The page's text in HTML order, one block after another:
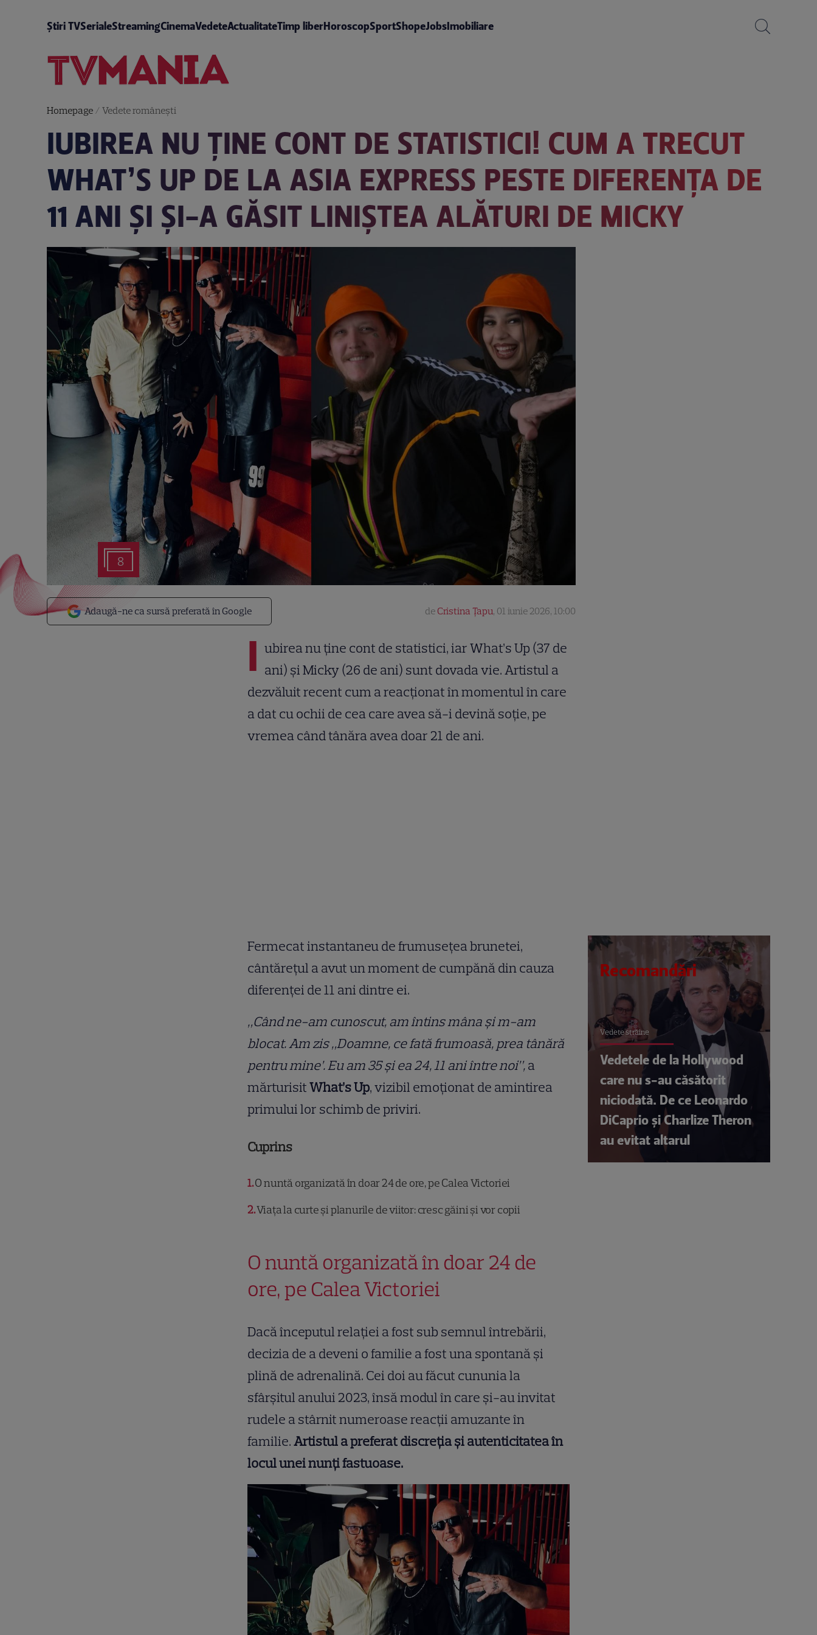
Știri TVSerialeStreamingCinemaVedeteActualitateTimp liberHoroscopSportShopeJobsImobiliare
Homepage/ Vedete româneşti
IUBIREA NU ȚINE CONT DE STATISTICI! CUM A TRECUT
WHAT’S UP DE LA ASIA EXPRESS PESTE DIFERENȚA DE
11 ANI ȘI ȘI-A GĂSIT LINIȘTEA ALĂTURI DE MICKY
8
Adaugă-ne ca sursă preferată în Google de Cristina Țapu, 01 iunie 2026, 10:00
I ubirea nu ține cont de statistici, iar What’s Up (37 de
ani) și Micky (26 de ani) sunt dovada vie. Artistul a
dezvăluit recent cum a reacționat în momentul în care
a dat cu ochii de cea care avea să-i devină soție, pe
vremea când tânăra avea doar 21 de ani.
Fermecat instantaneu de frumusețea brunetei,
cântărețul a avut un moment de cumpănă din cauza
diferenței de 11 ani dintre ei.
„Când ne-am cunoscut, am întins mâna și m-am
blocat. Am zis „Doamne, ce fată frumoasă, prea tânără
pentru mine’. Eu am 35 și ea 24, 11 ani între noi”,a
mărturisitWhat’s Up, vizibil emoționat de amintirea
primului lor schimb de priviri.
Cuprins
1O nuntă organizată în doar 24 de ore, pe Calea Victoriei
2Viața la curte și planurile de viitor: cresc găini și vor copii
O nuntă organizată în doar 24 de
ore, pe Calea Victoriei
Dacă începutul relației a fost sub semnul întrebării,
decizia de a deveni o familie a fost una spontană și
plină de adrenalină. Cei doi au făcut cununia la
sfârșitul anului 2023, însă modul în care și-au invitat
rudele a stârnit numeroase reacții amuzante în
familie.Artistul a preferat discreția și autenticitatea în
locul unei nunți fastuoase.
Recomandări
Vedete străine
Vedetele de la Hollywood
care nu s-au căsătorit
niciodată. De ce Leonardo
DiCaprio și Charlize Theron
au evitat altarul